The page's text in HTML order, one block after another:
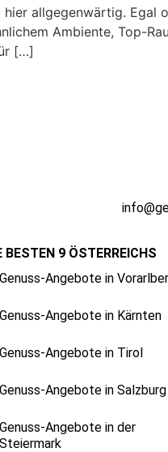
allgegenwärtig.
Ambiente, Top-
[…]
BESTEN 9 ÖSTERREICHS
Genuss-Angebote in
Genuss-Angebote in Kärnten
Genuss-Angebote in Tirol
Genuss-Angebote in Salzburg
Genuss-Angebote in der
Steiermark